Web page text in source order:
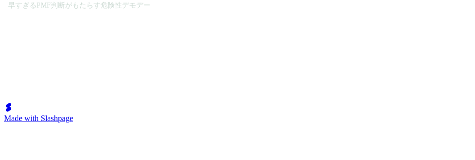
早すぎるPMF判断がもたらす危険性デモデー
Made with Slashpage